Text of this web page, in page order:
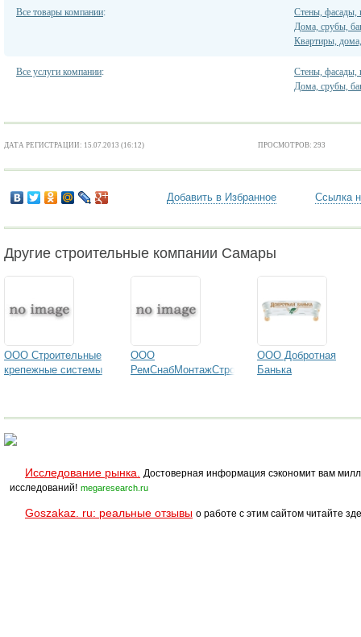
Все товары компании:
Стены, фасады,
Дома, срубы,
Квартиры,
Все услуги компании:
Стены, фасады,
Дома, срубы,
ДАТА РЕГИСТРАЦИИ: 15.07.2013 (16:12) ПРОСМОТРОВ: 293
Добавить в Избранное Ссылка
Другие строительные компании Самары
ООО Строительные
крепежные системы
ООО
РемСнабМонтажСтрой
ООО Добротная
Банька
Исследование рынка.
Достоверная информация сэкономит вам
исследований! megaresearch.ru
Goszakaz. ru: реальные отзывы о работе с этим сайтом читайте